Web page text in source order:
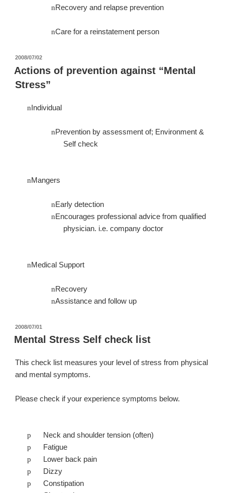
nRecovery and relapse prevention
nCare for a reinstatement person
投
稿
日:
2008/07/02
Actions of prevention against “Mental
Stress”
nIndividual
nPrevention by assessment of; Environment &
Self check
nMangers
nEarly detection
nEncourages professional advice from qualified
physician. i.e. company doctor
nMedical Support
nRecovery
nAssistance and follow up
投
稿
日:
2008/07/01
Mental Stress Self check list
This check list measures your level of stress from physical
and mental symptoms.
Please check if your experience symptoms below.
p Neck and shoulder tension (often)
p Fatigue
p Lower back pain
p Dizzy
p Constipation